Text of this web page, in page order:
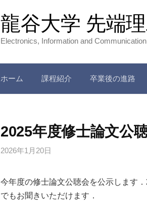
龍谷大学 先端
Electronics, Information and
ホーム 課程紹介 卒業後の進路
2025年度修士論文公
2026年1月20日
今年度の修士論文公聴会を公示します
でもお聞きいただけます．